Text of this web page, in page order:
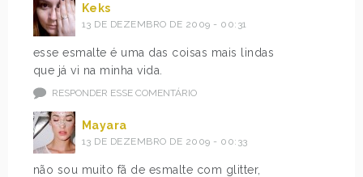
Keks
13 DE DEZEMBRO DE 2009 - 00:31
esse esmalte é uma das coisas mais lindas
que já vi na minha vida.
RESPONDER ESSE COMENTÁRIO
Mayara
13 DE DEZEMBRO DE 2009 - 00:33
não sou muito fã de esmalte com glitter,